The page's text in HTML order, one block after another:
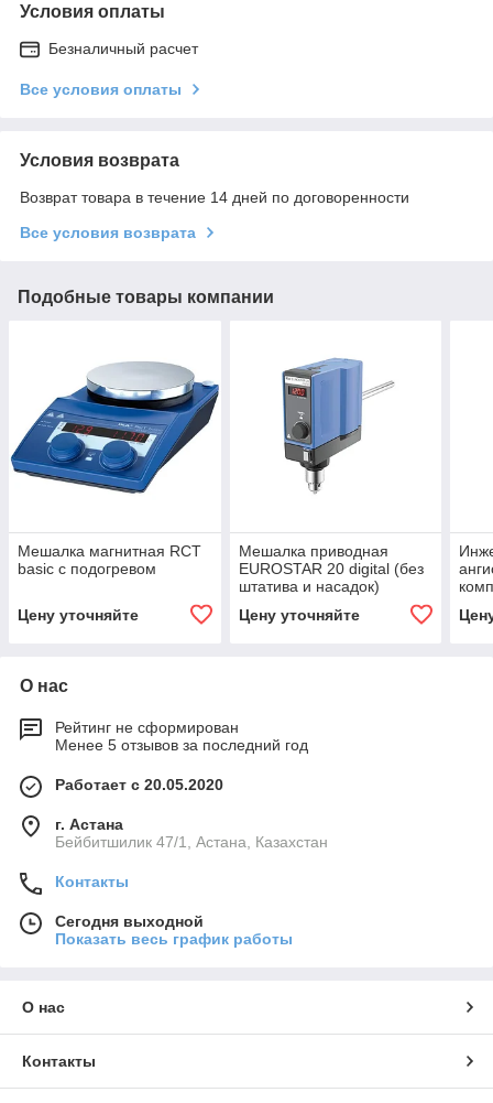
Условия оплаты
Безналичный расчет
Все условия оплаты
Условия возврата
Возврат товара в течение 14 дней по договоренности
Все условия возврата
Подобные товары компании
Мешалка магнитная RCT
basiс с подогревом
Цену уточняйте
Мешалка приводная
EUROSTAR 20 digital (без
штатива и насадок)
Цену уточняйте
О нас
Рейтинг не сформирован
Менее 5 отзывов за последний год
Работает с 20.05.2020
г. Астана
Бейбитшилик 47/1, Астана, Казахстан
Контакты
Сегодня выходной
Показать весь график работы
О нас
Контакты